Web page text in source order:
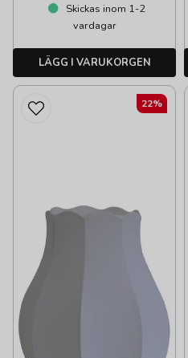
Skickas inom 1-2
vardagar
LÄGG I VARUKORGEN
22%